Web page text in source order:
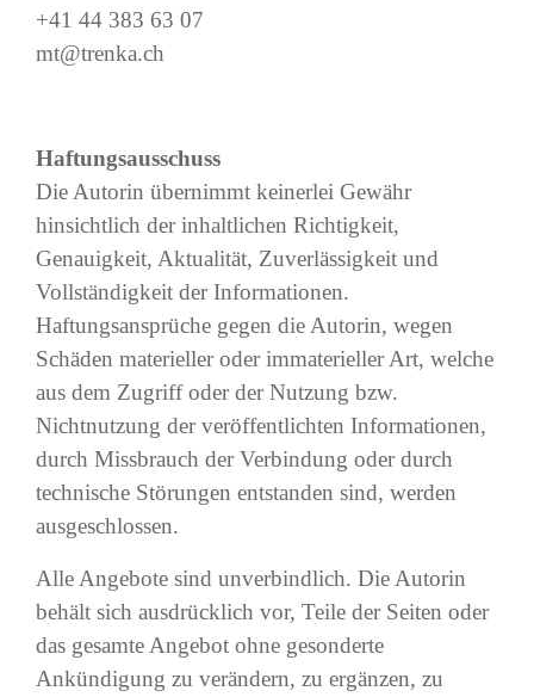
+41 44 383 63 07
mt@trenka.ch
Haftungsausschuss
Die Autorin übernimmt keinerlei Gewähr
hinsichtlich der inhaltlichen Richtigkeit,
Genauigkeit, Aktualität, Zuverlässigkeit und
Vollständigkeit der Informationen.
Haftungsansprüche gegen die Autorin, wegen
Schäden materieller oder immaterieller Art, welche
aus dem Zugriff oder der Nutzung bzw.
Nichtnutzung der veröffentlichten Informationen,
durch Missbrauch der Verbindung oder durch
technische Störungen entstanden sind, werden
ausgeschlossen.
Alle Angebote sind unverbindlich. Die Autorin
behält sich ausdrücklich vor, Teile der Seiten oder
das gesamte Angebot ohne gesonderte
Ankündigung zu verändern, zu ergänzen, zu